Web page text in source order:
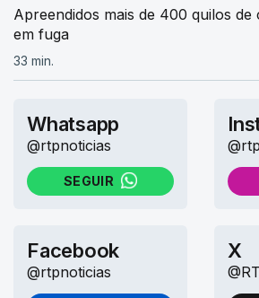
Apreendidos mais de 400 quilos
em fuga
33 min.
Whatsapp
@rtpnoticias
SEGUIR
NO WHATSAPP
Facebook
@rtpnoticias
X